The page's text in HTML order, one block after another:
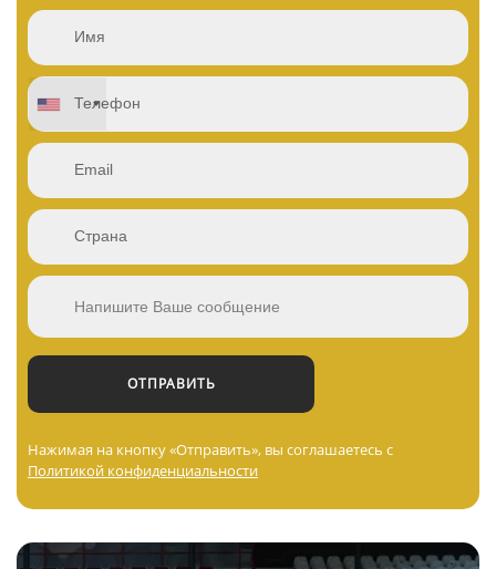
Нажимая на кнопку «Отправить», вы соглашаетесь с
Политикой конфиденциальности